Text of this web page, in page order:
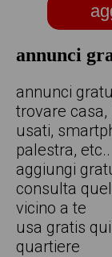
annunci
annunci
trovare casa,
usati,
palestra, etc..
aggiungi
consulta
vicino a te
usa gratis
quartiere